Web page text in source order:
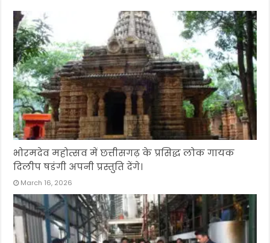
भोरमदेव महोत्सव में छत्तीसगढ़ के प्रसिद्ध लोक गायक
दिलीप षडंगी अपनी प्रस्तुति देंगे।
March 16, 2026